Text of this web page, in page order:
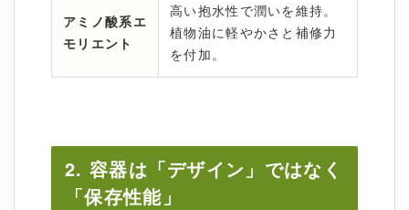
アミノ酸系エ
モリエント
高い抱水性で潤いを維持。
植物油に軽やかさと補修力
を付加。
2. 容器は「デザイン」ではなく
「保存性能」